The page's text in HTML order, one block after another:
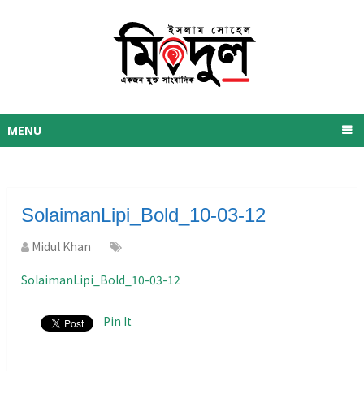
MENU
SolaimanLipi_Bold_10-03-12
Midul Khan
SolaimanLipi_Bold_10-03-12
Pin It